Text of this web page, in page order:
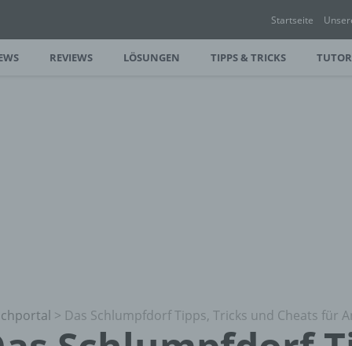
Startseite
REVIEWS LÖSUNGEN TIPPS & TRICKS
> Das Schlumpfdorf Tipps, Tricks und Cheats für